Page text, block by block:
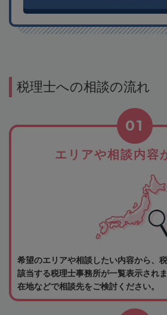
税理士への相談の流れ
エリアや相談内容
01
希望のエリアや相談したい内容から、
該当する税理士事務所が一覧表示され
在地などで相談先をご検討ください。